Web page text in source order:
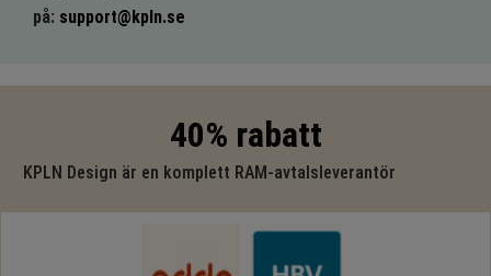
på: support@kpln.se
40% rabatt
KPLN Design är en komplett RAM-avtalsleverantör